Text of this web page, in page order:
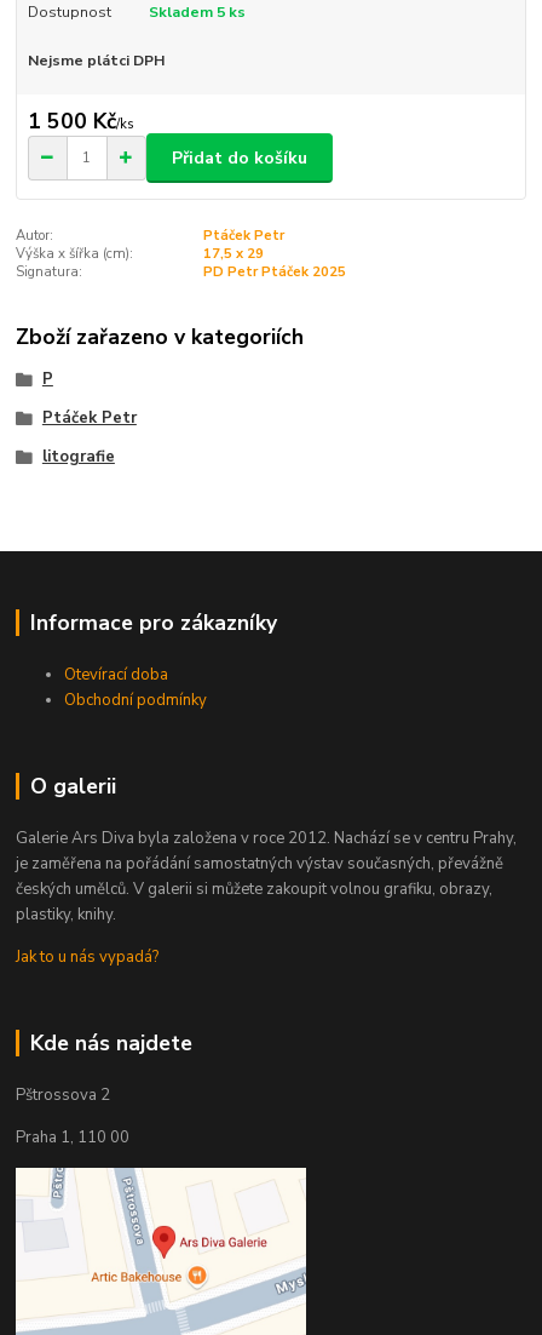
Dostupnost Skladem 5 ks
Nejsme plátci DPH
1 500 Kč/ks
Přidat do košíku
Autor:
Ptáček Petr
Výška x šířka (cm):
17,5 x 29
Signatura:
PD Petr Ptáček 2025
Zboží zařazeno v kategoriích
P
Ptáček Petr
litografie
Informace pro zákazníky
Otevírací doba
Obchodní podmínky
O galerii
Galerie Ars Diva byla založena v roce 2012. Nachází se v centru Prahy,
je zaměřena na pořádání samostatných výstav současných, převážně
českých umělců. V galerii si můžete zakoupit volnou grafiku, obrazy,
plastiky, knihy.
Jak to u nás vypadá?
Kde nás najdete
Pštrossova 2
Praha 1, 110 00